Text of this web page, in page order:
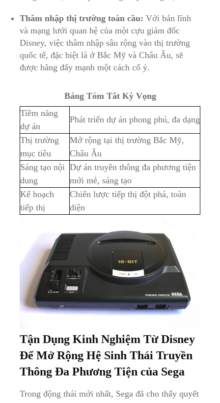
Thâm nhập thị⁣ trường toàn ​cầu: Với bản⁢ lĩnh
và mạng‍ lưới quan hệ​ của một cựu giảm đốc
Disney, việc thâm nhập sâu rộng vào thị trường
quốc tế,⁣ đặc biệt ⁢là⁤ ở Bắc⁤ Mỹ và‌ Châu Âu, sẽ
được ​hãng đẩy mạnh​ một cách⁤ cố ý.
Bảng Tóm⁣ Tắt Kỳ Vọng
Tiềm năng
⁤dự án
Phát triển dự ⁣án phong ‍phú, đa dạng
Thị trường
mục tiêu
Mở rộng tại thị trường Bắc Mỹ,⁣
Châu Âu
Sáng tạo nội
dung
Dự ‌án truyền thông đa phương tiện
mới​ mẻ,⁤ sáng ​tạo
Kế hoạch
tiếp thị
Chiến ⁢lược⁣ tiếp thị đột‌ phá, toàn
diện
Tận Dụng ‍Kinh Nghiệm Từ Disney
Để Mở Rộng Hệ Sinh Thái Truyền
Thông Đa Phương ⁣Tiện của Sega
Trong động​ thái ‌mới nhất, Sega đã cho thấy quyết